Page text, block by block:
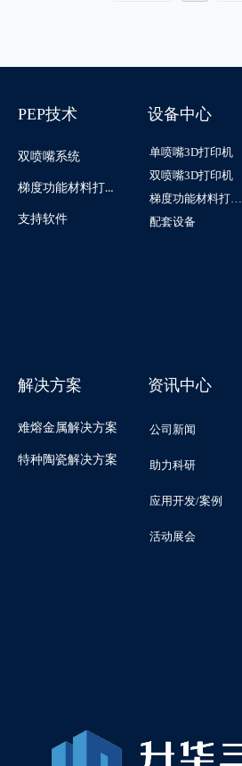
PEP技术
双喷嘴系统
梯度功能材料打印系统
支持软件
设备中心
单喷嘴3D打印机
双喷嘴3D打印机
梯度功能材料打印机
配套设备
解决方案
难熔金属解决方案
特种陶瓷解决方案
资讯中心
公司新闻
助力科研
应用开发/案例
活动展会